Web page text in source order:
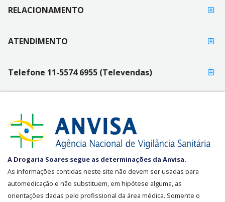
RELACIONAMENTO
ATENDIMENTO
Telefone 11-5574 6955 (Televendas)
A Drogaria Soares segue as determinações da Anvisa.
As informações contidas neste site não devem ser usadas para
automedicação e não substituem, em hipótese alguma, as
orientações dadas pelo profissional da área médica. Somente o